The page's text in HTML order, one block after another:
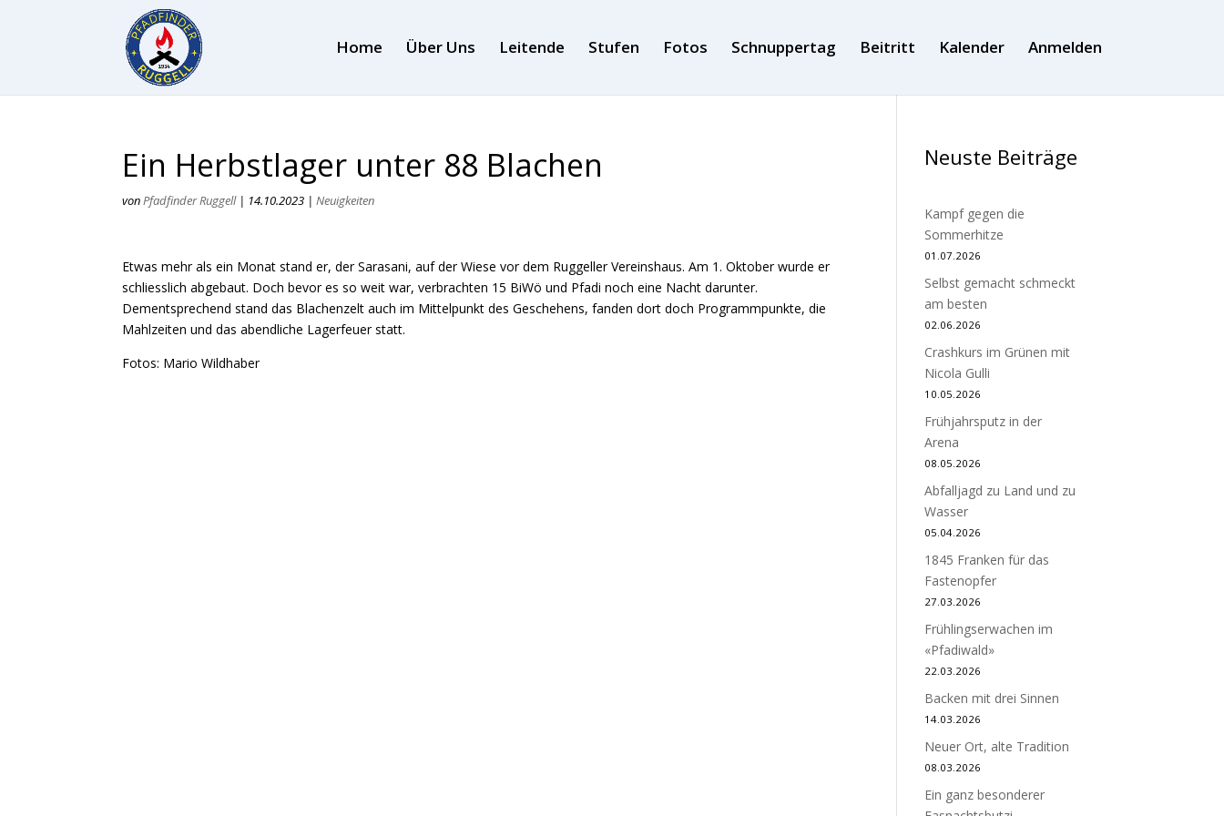
Home Über Uns Leitende Stufen Fotos Schnuppertag Beitritt Kalender Anmelden
Ein Herbstlager unter 88 Blachen
vonPfadfinder Ruggell| 14.10.2023 |Neuigkeiten
Etwas mehr als ein Monat stand er, der Sarasani, auf der Wiese vor dem Ruggeller Vereinshaus. Am 1. Oktober wurde er
schliesslich abgebaut. Doch bevor es so weit war, verbrachten 15 BiWö und Pfadi noch eine Nacht darunter.
Dementsprechend stand das Blachenzelt auch im Mittelpunkt des Geschehens, fanden dort doch Programmpunkte, die
Mahlzeiten und das abendliche Lagerfeuer statt.
Fotos: Mario Wildhaber
Neuste Beiträge
Kampf gegen die
Sommerhitze
01.07.2026
Selbst gemacht schmeckt
am besten
02.06.2026
Crashkurs im Grünen mit
Nicola Gulli
10.05.2026
Frühjahrsputz in der
Arena
08.05.2026
Abfalljagd zu Land und zu
Wasser
05.04.2026
1845 Franken für das
Fastenopfer
27.03.2026
Frühlingserwachen im
«Pfadiwald»
22.03.2026
Backen mit drei Sinnen
14.03.2026
Neuer Ort, alte Tradition
08.03.2026
Ein ganz besonderer